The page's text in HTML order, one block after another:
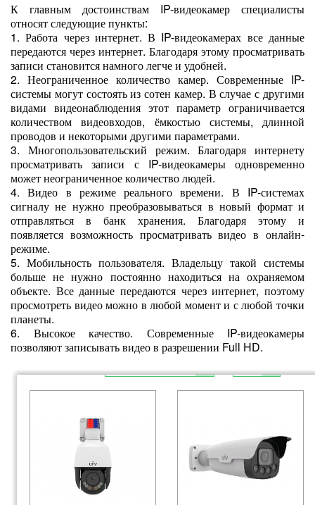
К главным достоинствам IP-видеокамер специалисты
относят следующие пункты:
1. Работа через интернет. В IP-видеокамерах все данные
передаются через интернет. Благодаря этому просматривать
записи становится намного легче и удобней.
2. Неограниченное количество камер. Современные IP-
системы могут состоять из сотен камер. В случае с другими
видами видеонаблюдения этот параметр ограничивается
количеством видеовходов, ёмкостью системы, длинной
проводов и некоторыми другими параметрами.
3. Многопользовательский режим. Благодаря интернету
просматривать записи с IP-видеокамеры одновременно
может неограниченное количество людей.
4. Видео в режиме реального времени. В IP-системах
сигналу не нужно преобразовываться в новый формат и
отправляться в банк хранения. Благодаря этому и
появляется возможность просматривать видео в онлайн-
режиме.
5. Мобильность пользователя. Владельцу такой системы
больше не нужно постоянно находиться на охраняемом
объекте. Все данные передаются через интернет, поэтому
просмотреть видео можно в любой момент и с любой точки
планеты.
6. Высокое качество. Современные IP-видеокамеры
позволяют записывать видео в разрешении Full HD.